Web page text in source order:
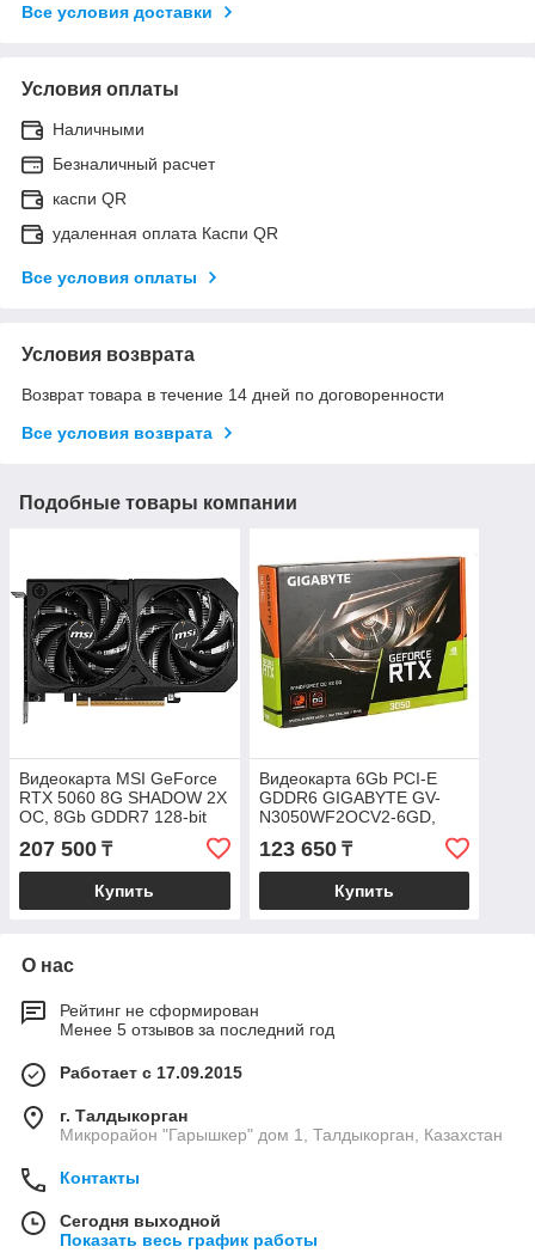
Все условия доставки
Условия оплаты
Наличными
Безналичный расчет
каспи QR
удаленная оплата Каспи QR
Все условия оплаты
Условия возврата
Возврат товара в течение 14 дней по договоренности
Все условия возврата
Подобные товары компании
Видеокарта MSI GeForce
RTX 5060 8G SHADOW 2X
OC, 8Gb GDDR7 128-bit
1xHDMI 3xDP G5060-8S2C
207 500 ₸
Купить
Видеокарта 6Gb PCI-E
GDDR6 GIGABYTE GV-
N3050WF2OCV2-6GD,
2xDP+2xHDMI, PCIe4.0,
GeForce RTX 3050
123 650₸
Купить
О нас
Рейтинг не сформирован
Менее 5 отзывов за последний год
Работает с 17.09.2015
г. Талдыкорган
Микрорайон "Гарышкер" дом 1, Талдыкорган, Казахстан
Контакты
Сегодня выходной
Показать весь график работы